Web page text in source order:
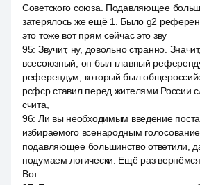
Советского союза. Подавляющее
затерялось же ещё 1. Было g2
это тоже вот прям сейчас это зву
95: Звучит, ну, довольно странно.
всесоюзный, он был главный
референдум, который был
рсфср ставил перед жителями России
счита,
96: Ли вы необходимым введение
избираемого всенародным
подавляющее большинство ответили,
подумаем логически. Ещё раз
Вот